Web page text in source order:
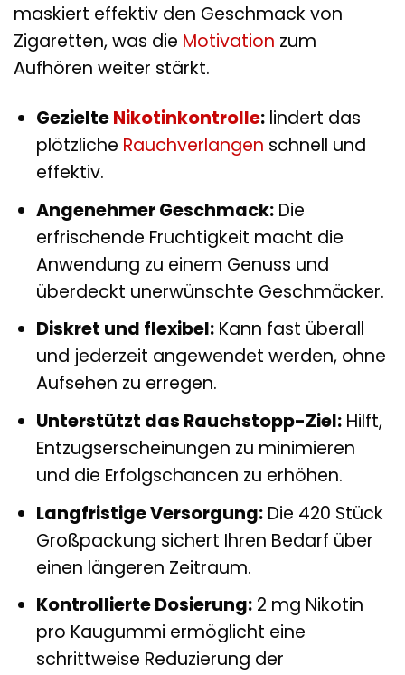
maskiert effektiv den Geschmack von
Zigaretten, was die Motivation zum
Aufhören weiter stärkt.
GezielteNikotinkontrolle: lindert das
plötzliche Rauchverlangen schnell und
effektiv.
Angenehmer Geschmack: Die
erfrischende Fruchtigkeit macht die
Anwendung zu einem Genuss und
überdeckt unerwünschte Geschmäcker.
Diskret und flexibel: Kann fast überall
und jederzeit angewendet werden, ohne
Aufsehen zu erregen.
Unterstützt das Rauchstopp-Ziel: Hilft,
Entzugserscheinungen zu minimieren
und die Erfolgschancen zu erhöhen.
Langfristige Versorgung: Die 420 Stück
Großpackung sichert Ihren Bedarf über
einen längeren Zeitraum.
Kontrollierte Dosierung: 2 mg Nikotin
pro Kaugummi ermöglicht eine
schrittweise Reduzierung der